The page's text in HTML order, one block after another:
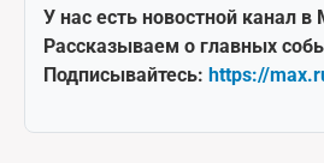
У нас есть новостной канал в
Рассказываем о главных
Подписывайтесь: https://